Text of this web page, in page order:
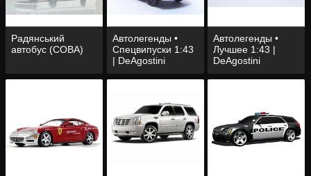
Радянський
автобус (СОВА)
Автолегенды •
Спецвипуски 1:43
| DeAgostini
Автолегенды •
Лучшее 1:43 |
DeAgostini